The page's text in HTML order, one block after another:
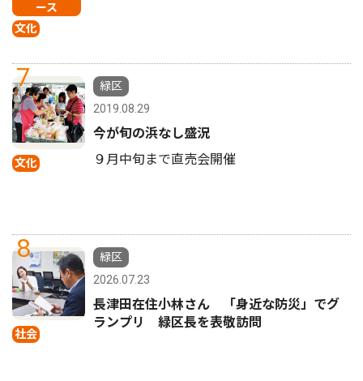
ース
文化
7
文化
緑区
2019.08.29
今が旬の浜なし盛況
９月中旬まで直売会開催
8
社会
緑区
2026.07.23
長津田在住小林さん 「身近な防災」でグ
ランプリ 緑区長を表敬訪問